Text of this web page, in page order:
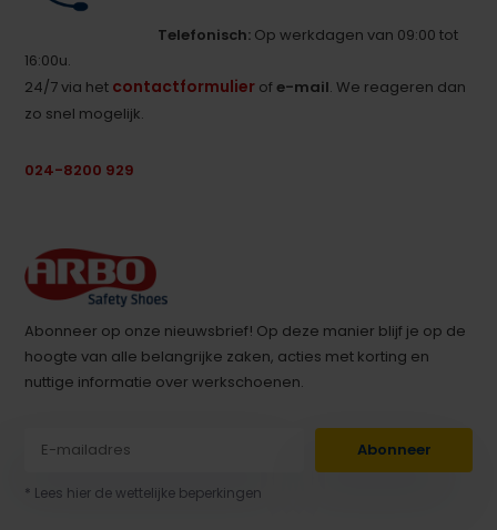
Telefonisch: Op werkdagen van 09:00 tot
16:00u.
24/7 via het contactformulier ofe-mail. We reageren dan
zo snel mogelijk.
024-8200 929
Abonneer op onze nieuwsbrief! Op deze manier blijf je op de
hoogte van alle belangrijke zaken, acties met korting en
nuttige informatie over werkschoenen.
Abonneer
* Lees hier de wettelijke beperkingen